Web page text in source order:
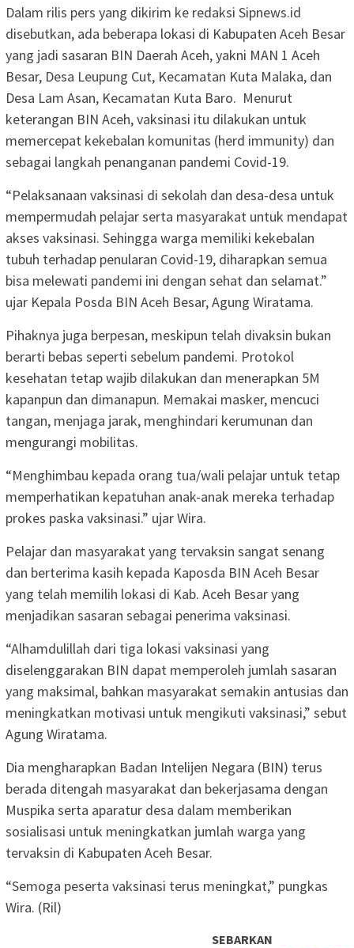
Dalam rilis pers yang dikirim ke redaksi Sipnews.id
disebutkan, ada beberapa lokasi di Kabupaten Aceh Besar
yang jadi sasaran BIN Daerah Aceh, yakni MAN 1 Aceh
Besar, Desa Leupung Cut, Kecamatan Kuta Malaka, dan
Desa Lam Asan, Kecamatan Kuta Baro. Menurut
keterangan BIN Aceh, vaksinasi itu dilakukan untuk
memercepat kekebalan komunitas (herd immunity) dan
sebagai langkah penanganan pandemi Covid-19.
“Pelaksanaan vaksinasi di sekolah dan desa-desa untuk
mempermudah pelajar serta masyarakat untuk mendapat
akses vaksinasi. Sehingga warga memiliki kekebalan
tubuh terhadap penularan Covid-19, diharapkan semua
bisa melewati pandemi ini dengan sehat dan selamat.”
ujar Kepala Posda BIN Aceh Besar, Agung Wiratama.
Pihaknya juga berpesan, meskipun telah divaksin bukan
berarti bebas seperti sebelum pandemi. Protokol
kesehatan tetap wajib dilakukan dan menerapkan 5M
kapanpun dan dimanapun. Memakai masker, mencuci
tangan, menjaga jarak, menghindari kerumunan dan
mengurangi mobilitas.
“Menghimbau kepada orang tua/wali pelajar untuk tetap
memperhatikan kepatuhan anak-anak mereka terhadap
prokes paska vaksinasi.” ujar Wira.
Pelajar dan masyarakat yang tervaksin sangat senang
dan berterima kasih kepada Kaposda BIN Aceh Besar
yang telah memilih lokasi di Kab. Aceh Besar yang
menjadikan sasaran sebagai penerima vaksinasi.
“Alhamdulillah dari tiga lokasi vaksinasi yang
diselenggarakan BIN dapat memperoleh jumlah sasaran
yang maksimal, bahkan masyarakat semakin antusias dan
meningkatkan motivasi untuk mengikuti vaksinasi,” sebut
Agung Wiratama.
Dia mengharapkan Badan Intelijen Negara (BIN) terus
berada ditengah masyarakat dan bekerjasama dengan
Muspika serta aparatur desa dalam memberikan
sosialisasi untuk meningkatkan jumlah warga yang
tervaksin di Kabupaten Aceh Besar.
“Semoga peserta vaksinasi terus meningkat,” pungkas
Wira. (Ril)
SEBARKAN